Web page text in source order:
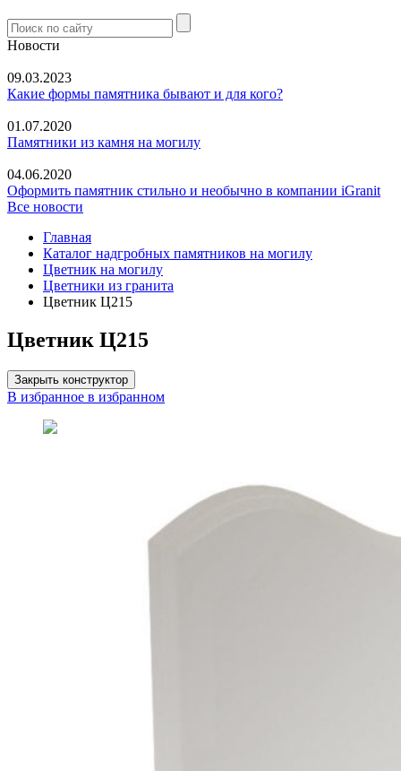
Новости
09.03.2023
Какие формы памятника бывают и для кого?
01.07.2020
Памятники из камня на могилу
04.06.2020
Оформить памятник стильно и необычно в компании iGranit
Все новости
Главная
Каталог надгробных памятников на могилу
Цветник на могилу
Цветники из гранита
Цветник Ц215
Цветник Ц215
Закрыть конструктор
В избранное в избранном